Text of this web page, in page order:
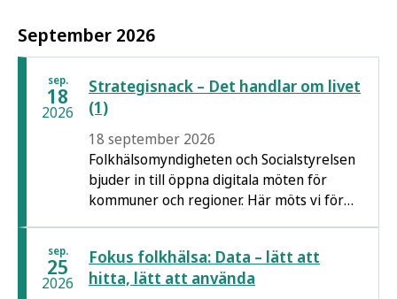
September 2026
sep.
18
2026
Strategisnack – Det handlar om livet
(1)
18 september 2026
Folkhälsomyndigheten och Socialstyrelsen
bjuder in till öppna digitala möten för
kommuner och regioner. Här möts vi för
hälsa och suicidprevention framåt.
sep.
25
2026
Fokus folkhälsa: Data – lätt att
hitta, lätt att använda